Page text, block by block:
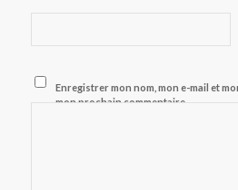
Enregistrer mon nom, mon e-mail et
mon prochain commentaire.